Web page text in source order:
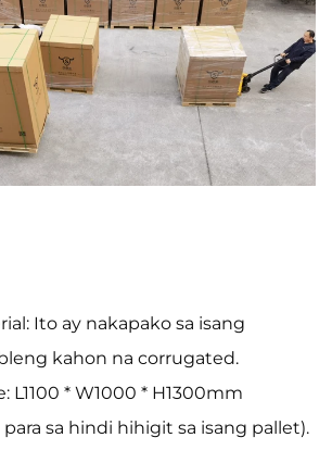
Ito ay nakapako sa isang
kahon na corrugated.
L1100 * W1000 * H1300mm
sa hindi hihigit sa isang pallet).